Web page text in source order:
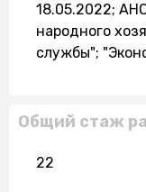
18.05.2022;
народного
службы";
Общий стаж
22